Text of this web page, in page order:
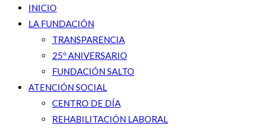
INICIO
LA FUNDACIÓN
TRANSPARENCIA
25º ANIVERSARIO
FUNDACIÓN SALTO
ATENCIÓN SOCIAL
CENTRO DE DÍA
REHABILITACIÓN LABORAL